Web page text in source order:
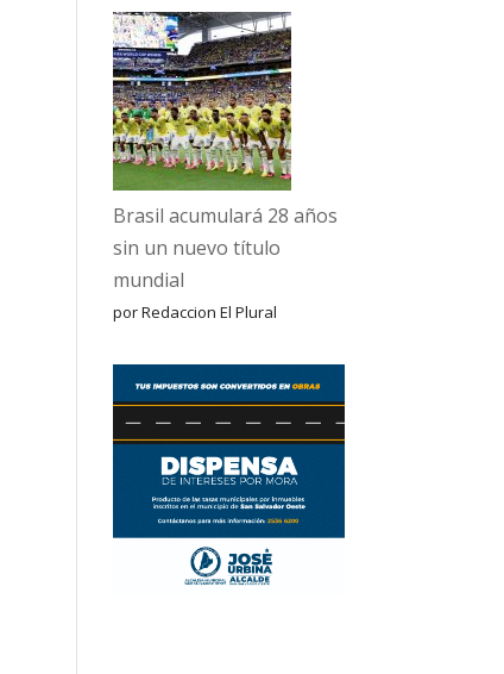
Brasil acumulará 28 años
sin un nuevo título
mundial
por Redaccion El Plural